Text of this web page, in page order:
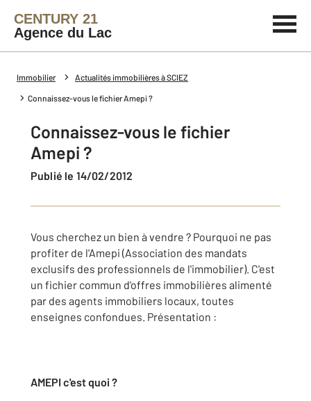
CENTURY 21
Agence du Lac
Immobilier Actualités immobilières à SCIEZ
Connaissez-vous le fichier Amepi ?
Connaissez-vous le fichier
Amepi ?
Publié le 14/02/2012
Vous cherchez un bien à vendre ? Pourquoi ne pas
profiter de l'Amepi (Association des mandats
exclusifs des professionnels de l'immobilier). C'est
un fichier commun d'offres immobilières alimenté
par des agents immobiliers locaux, toutes
enseignes confondues. Présentation :
AMEPI c'est quoi ?